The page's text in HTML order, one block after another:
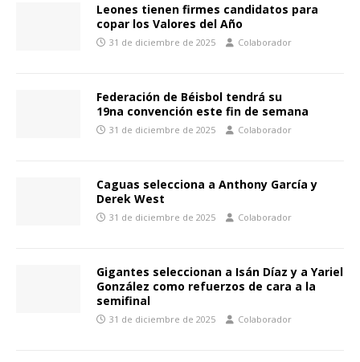
Leones tienen firmes candidatos para
copar los Valores del Año
31 de diciembre de 2025 Colaborador
Federación de Béisbol tendrá su
19na convención este fin de semana
31 de diciembre de 2025 Colaborador
Caguas selecciona a Anthony García y
Derek West
31 de diciembre de 2025 Colaborador
Gigantes seleccionan a Isán Díaz y a Yariel
González como refuerzos de cara a la
semifinal
31 de diciembre de 2025 Colaborador